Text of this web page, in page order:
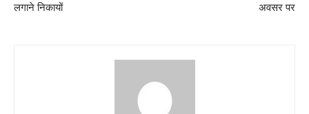
लगाने निकायों
अवसर पर